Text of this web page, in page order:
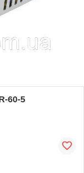
60-5